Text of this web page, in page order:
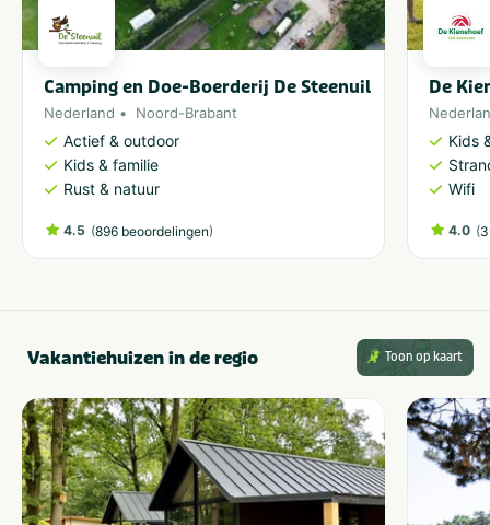
Camping en Doe-Boerderij De Steenuil
Nederland Noord-Brabant
Actief & outdoor
Kids & familie
Rust & natuur
4.5 (896 beoordelingen)
De
Kids
Wifi
4.0 (
Vakantiehuizen in de regio Toon op kaart